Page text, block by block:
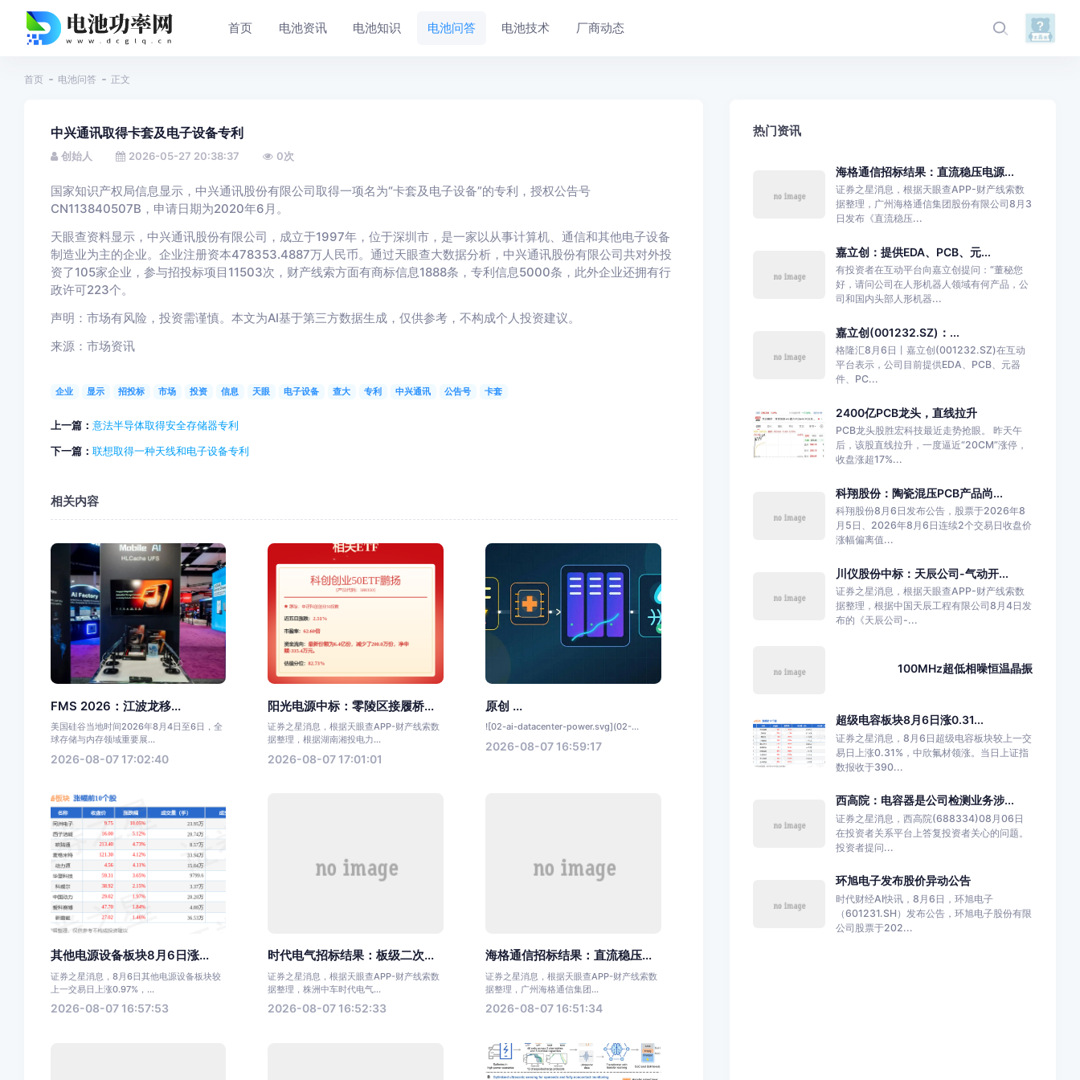
首页 电池资讯 电池知识 电池问答 电池技术 厂商动态
首页 电池问答 正文
中兴通讯取得卡套及电子设备专利
创始人 2026-05-27 20:38:37 0次
国家知识产权局信息显示，中兴通讯股份有限公司取得一项名为“卡套及电子设备”的专利，授权公告号
CN113840507B，申请日期为2020年6月。
天眼查资料显示，中兴通讯股份有限公司，成立于1997年，位于深圳市，是一家以从事计算机、通信和其他电子设备
制造业为主的企业。企业注册资本478353.4887万人民币。通过天眼查大数据分析，中兴通讯股份有限公司共对外投
资了105家企业，参与招投标项目11503次，财产线索方面有商标信息1888条，专利信息5000条，此外企业还拥有行
政许可223个。
声明：市场有风险，投资需谨慎。本文为AI基于第三方数据生成，仅供参考，不构成个人投资建议。
来源：市场资讯
企业 显示 招投标 市场 投资 信息 天眼 电子设备 查大 专利 中兴通讯 公告号 卡套
上一篇： 意法半导体取得安全存储器专利
下一篇： 联想取得一种天线和电子设备专利
相关内容
FMS 2026：江波龙移...
美国硅谷当地时间2026年8月4日至6日，全
球存储与内存领域重要展...
2026-08-07 17:02:40
阳光电源中标：零陵区接履桥...
证券之星消息，根据天眼查APP-财产线索数
据整理，根据湖南湘投电力...
2026-08-07 17:01:01
原创 ...
![02-ai-datacenter-power.svg](02-...
2026-08-07 16:59:17
其他电源设备板块8月6日涨...
证券之星消息，8月6日其他电源设备板块较
上一交易日上涨0.97%，...
2026-08-07 16:57:53
时代电气招标结果：板级二次...
证券之星消息，根据天眼查APP-财产线索数
据整理，株洲中车时代电气...
2026-08-07 16:52:33
海格通信招标结果：直流稳压...
证券之星消息，根据天眼查APP-财产线索数
据整理，广州海格通信集团...
2026-08-07 16:51:34
热门资讯
海格通信招标结果：直流稳压电源...
证券之星消息，根据天眼查APP-财产线索数
据整理，广州海格通信集团股份有限公司8月3
日发布《直流稳压...
嘉立创：提供EDA、PCB、元...
有投资者在互动平台向嘉立创提问：“董秘您
好，请问公司在人形机器人领域有何产品，公
司和国内头部人形机器...
嘉立创(001232.SZ)：...
格隆汇8月6日丨嘉立创(001232.SZ)在互动
平台表示，公司目前提供EDA、PCB、元器
件、PC...
2400亿PCB龙头，直线拉升
PCB龙头股胜宏科技最近走势抢眼。 昨天午
后，该股直线拉升，一度逼近“20CM”涨停，
收盘涨超17%...
科翔股份：陶瓷混压PCB产品尚...
科翔股份8月6日发布公告，股票于2026年8
月5日、2026年8月6日连续2个交易日收盘价
涨幅偏离值...
川仪股份中标：天辰公司-气动开...
证券之星消息，根据天眼查APP-财产线索数
据整理，根据中国天辰工程有限公司8月4日发
布的《天辰公司-...
100MHz超低相噪恒温晶振
超级电容板块8月6日涨0.31...
证券之星消息，8月6日超级电容板块较上一交
易日上涨0.31%，中欣氟材领涨。当日上证指
数报收于390...
西高院：电容器是公司检测业务涉...
证券之星消息，西高院(688334)08月06日
在投资者关系平台上答复投资者关心的问题。
投资者提问...
环旭电子发布股价异动公告
时代财经AI快讯，8月6日，环旭电子
（601231.SH）发布公告，环旭电子股份有限
公司股票于202...